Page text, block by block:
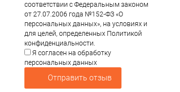
соответствии с Федеральным законом
от 27.07.2006 года №152-ФЗ «О
персональных данных», на условиях и
для целей, определенных Политикой
конфиденциальности.
Я согласен на обработку
персональных данных
Отправить отзыв